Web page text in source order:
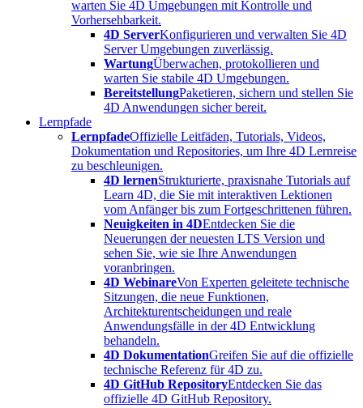
warten Sie 4D Umgebungen mit Kontrolle und
Vorhersehbarkeit.
4D ServerKonfigurieren und verwalten Sie 4D
Server Umgebungen zuverlässig.
WartungÜberwachen, protokollieren und
warten Sie stabile 4D Umgebungen.
BereitstellungPaketieren, sichern und stellen Sie
4D Anwendungen sicher bereit.
Lernpfade
LernpfadeOffizielle Leitfäden, Tutorials, Videos,
Dokumentation und Repositories, um Ihre 4D Lernreise
zu beschleunigen.
4D lernenStrukturierte, praxisnahe Tutorials auf
Learn 4D, die Sie mit interaktiven Lektionen
vom Anfänger bis zum Fortgeschrittenen führen.
Neuigkeiten in 4DEntdecken Sie die
Neuerungen der neuesten LTS Version und
sehen Sie, wie sie Ihre Anwendungen
voranbringen.
4D WebinareVon Experten geleitete technische
Sitzungen, die neue Funktionen,
Architekturentscheidungen und reale
Anwendungsfälle in der 4D Entwicklung
behandeln.
4D DokumentationGreifen Sie auf die offizielle
technische Referenz für 4D zu.
4D GitHub RepositoryEntdecken Sie das
offizielle 4D GitHub Repository.